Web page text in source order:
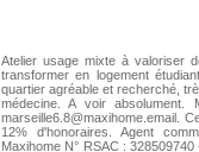
Atelier usage mixte à valoriser
transformer en logement
quartier agréable et recherché,
médecine. A voir
marseille6.8@maxihome.email.
12% d'honoraires. Agent
Maxihome N° RSAC :